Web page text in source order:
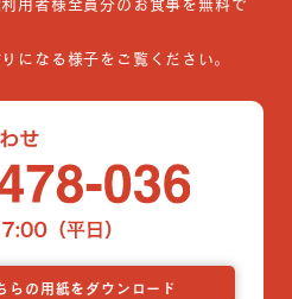
用者様全員分のお食事を無料で
になる様子をご覧ください。
らの用紙をダウンロード